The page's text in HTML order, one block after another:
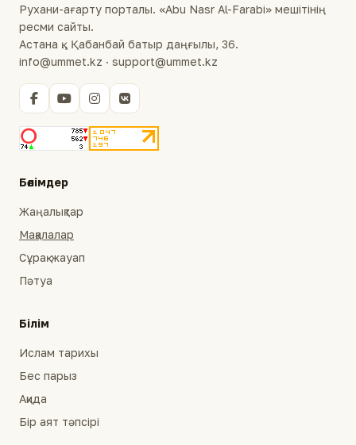
Рухани-ағарту порталы. «Abu Nasr Al-Farabi» мешітінің
ресми сайты.
Астана қ., Қабанбай батыр даңғылы, 36.
info@ummet.kz · support@ummet.kz
Бөлімдер
Жаңалықтар
Мақалалар
Сұрақ-жауап
Пәтуа
Білім
Ислам тарихы
Бес парыз
Ақида
Бір аят тәпсірі